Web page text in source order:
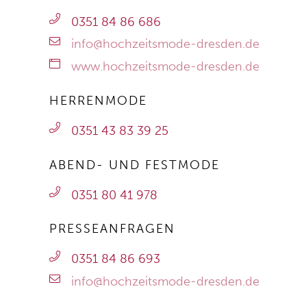
0351 84 86 686
info@hochzeitsmode-dresden.de
www.hochzeitsmode-dresden.de
HERRENMODE
0351 43 83 39 25
ABEND- UND FESTMODE
0351 80 41 978
PRESSEANFRAGEN
0351 84 86 693
info@hochzeitsmode-dresden.de